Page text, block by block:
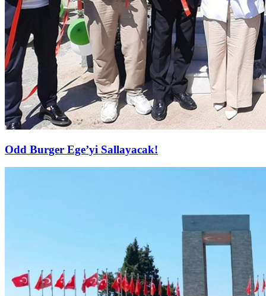
Odd Burger Ege’yi Sallayacak!